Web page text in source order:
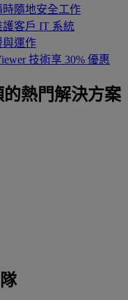
時隨地安全工作
護客戶 IT 系統
與運作
技術享 30% 優惠
熱門解決方案